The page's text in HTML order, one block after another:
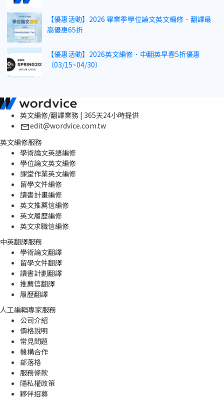
【優惠活動】2026 畢業季學位論文英文編修．翻譯最
高優惠65折
【優惠活動】2026英文編修．中翻英早春5折優惠
（03/15~04/30）
英文編修/翻譯業務 | 365天24小時提供
edit@wordvice.com.tw
英文編修服務
學術論文英語編修
學位論文英文編修
課堂作業英文編修
留學文件編修
讀書計畫編修
英文推薦信編修
英文履歷編修
英文求職信編修
中英翻譯服務
學術論文翻譯
留學文件翻譯
讀書計劃翻譯
推薦信翻譯
履歷翻譯
人工編輯專家服務
公司介紹
價格說明
常見問題
機構合作
部落格
服務條款
隱私權政策
夥伴招募